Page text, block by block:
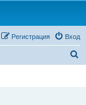
Вход
Регистрация